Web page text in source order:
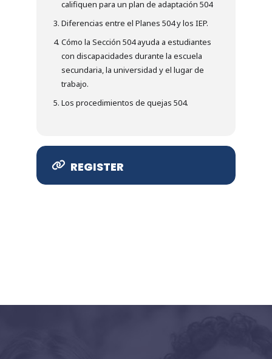
califiquen para un plan de adaptación 504
Diferencias entre el Planes 504 y los IEP.
Cómo la Sección 504 ayuda a estudiantes
con discapacidades durante la escuela
secundaria, la universidad y el lugar de
trabajo.
Los procedimientos de quejas 504.
REGISTER